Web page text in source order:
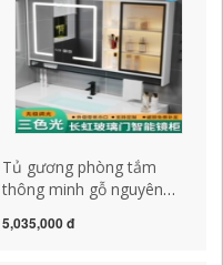
có đèn
Tủ gương phòng tắm
thông minh gỗ nguyên
treo tường riêng biệt
5,035,000 đ